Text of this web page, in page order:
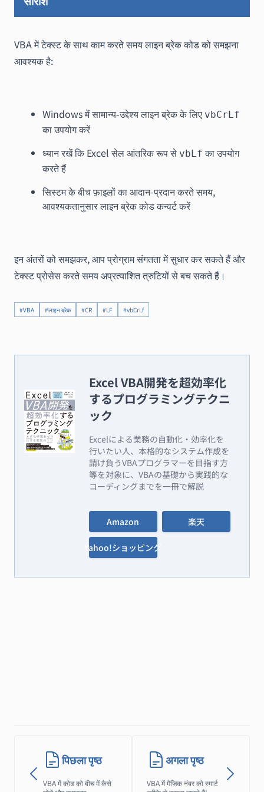
VBA में टेक्स्ट के साथ काम करते समय लाइन ब्रेक कोड को समझना
आवश्यक है:
Windows में सामान्य-उद्देश्य लाइन ब्रेक के लिए vbCrLf
का उपयोग करें
ध्यान रखें कि Excel सेल आंतरिक रूप से vbLf का उपयोग
करते हैं
सिस्टम के बीच फ़ाइलों का आदान-प्रदान करते समय,
आवश्यकतानुसार लाइन ब्रेक कोड कन्वर्ट करें
इन अंतरों को समझकर, आप प्रोग्राम संगतता में सुधार कर सकते हैं और
टेक्स्ट प्रोसेस करते समय अप्रत्याशित त्रुटियों से बच सकते हैं।
#VBA #लाइन ब्रेक #CR #LF #vbCrLf
Excel VBA開発を超効率化
するプログラミングテクニ
ック
Excelによる業務の自動化・効率化を
行いたい人、本格的なシステム作成を
請け負うVBAプログラマーを目指す方
等を対象に、VBAの基礎から実践的な
コーディングまでを一冊で解説
Amazon 楽天
Yahoo!ショッピング
पिछला पृष्ठ
VBA में कोड को बीच में कैसे
अगला पृष्ठ
VBA में मैजिक नंबर को स्मार्ट